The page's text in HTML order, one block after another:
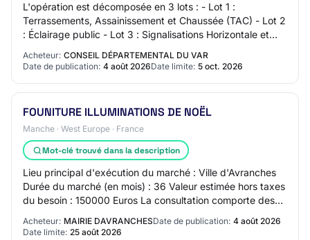
L'opération est décomposée en 3 lots : - Lot 1 :
Terrassements, Assainissement et Chaussée (TAC) - Lot 2
: Éclairage public - Lot 3 : Signalisations Horizontale et
Verticale Les prestations, objet de…
Acheteur: CONSEIL DÉPARTEMENTAL DU VAR
Date de publication: 4 août 2026Date limite: 5 oct. 2026
FOUNITURE ILLUMINATIONS DE NOËL
Manche · West Europe · France
Mot-clé trouvé dans la description
Lieu principal d'exécution du marché : Ville d'Avranches
Durée du marché (en mois) : 36 Valeur estimée hors taxes
du besoin : 150000 Euros La consultation comporte des
Acheteur: MAIRIE DAVRANCHESDate de publication: 4 août 2026
Date limite: 25 août 2026